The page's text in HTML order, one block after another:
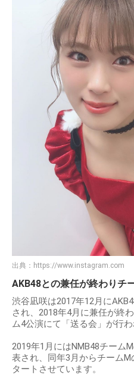
出典： https://www.instagram.com
AKB48との兼任が終わりチ
渋谷凪咲は2017年12月に
され、2018年4月に兼任が終
ム4公演にて「送る会」が行わ
2019年1月にはNMB48チーム
表され、同年3月からチーム
タートさせています。